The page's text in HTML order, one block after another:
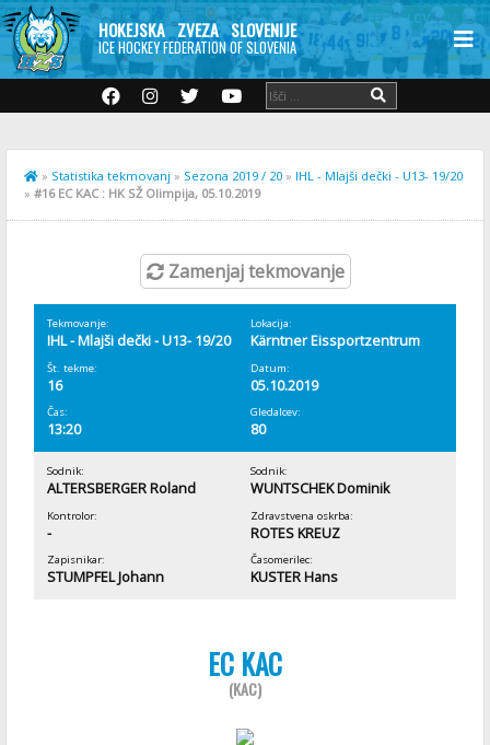
HOKEJSKA ZVEZA SLOVENIJE
ICE HOCKEY FEDERATION OF SLOVENIA
» Statistika tekmovanj » Sezona 2019 / 20 » IHL - Mlajši dečki - U13- 19/20
» #16 EC KAC : HK SŽ Olimpija, 05.10.2019
Zamenjaj tekmovanje
Tekmovanje:
IHL - Mlajši dečki - U13- 19/20
Lokacija:
Kärntner Eissportzentrum
Št. tekme:
16
Datum:
05.10.2019
Čas:
13:20
Gledalcev:
80
Sodnik:
ALTERSBERGER Roland
Sodnik:
WUNTSCHEK Dominik
Kontrolor:
-
Zdravstvena oskrba:
ROTES KREUZ
Zapisnikar:
STUMPFEL Johann
Časomerilec:
KUSTER Hans
EC KAC
(KAC)